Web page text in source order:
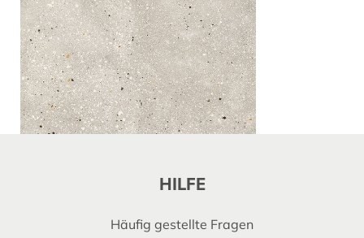
HILFE
Häufig gestellte Fragen